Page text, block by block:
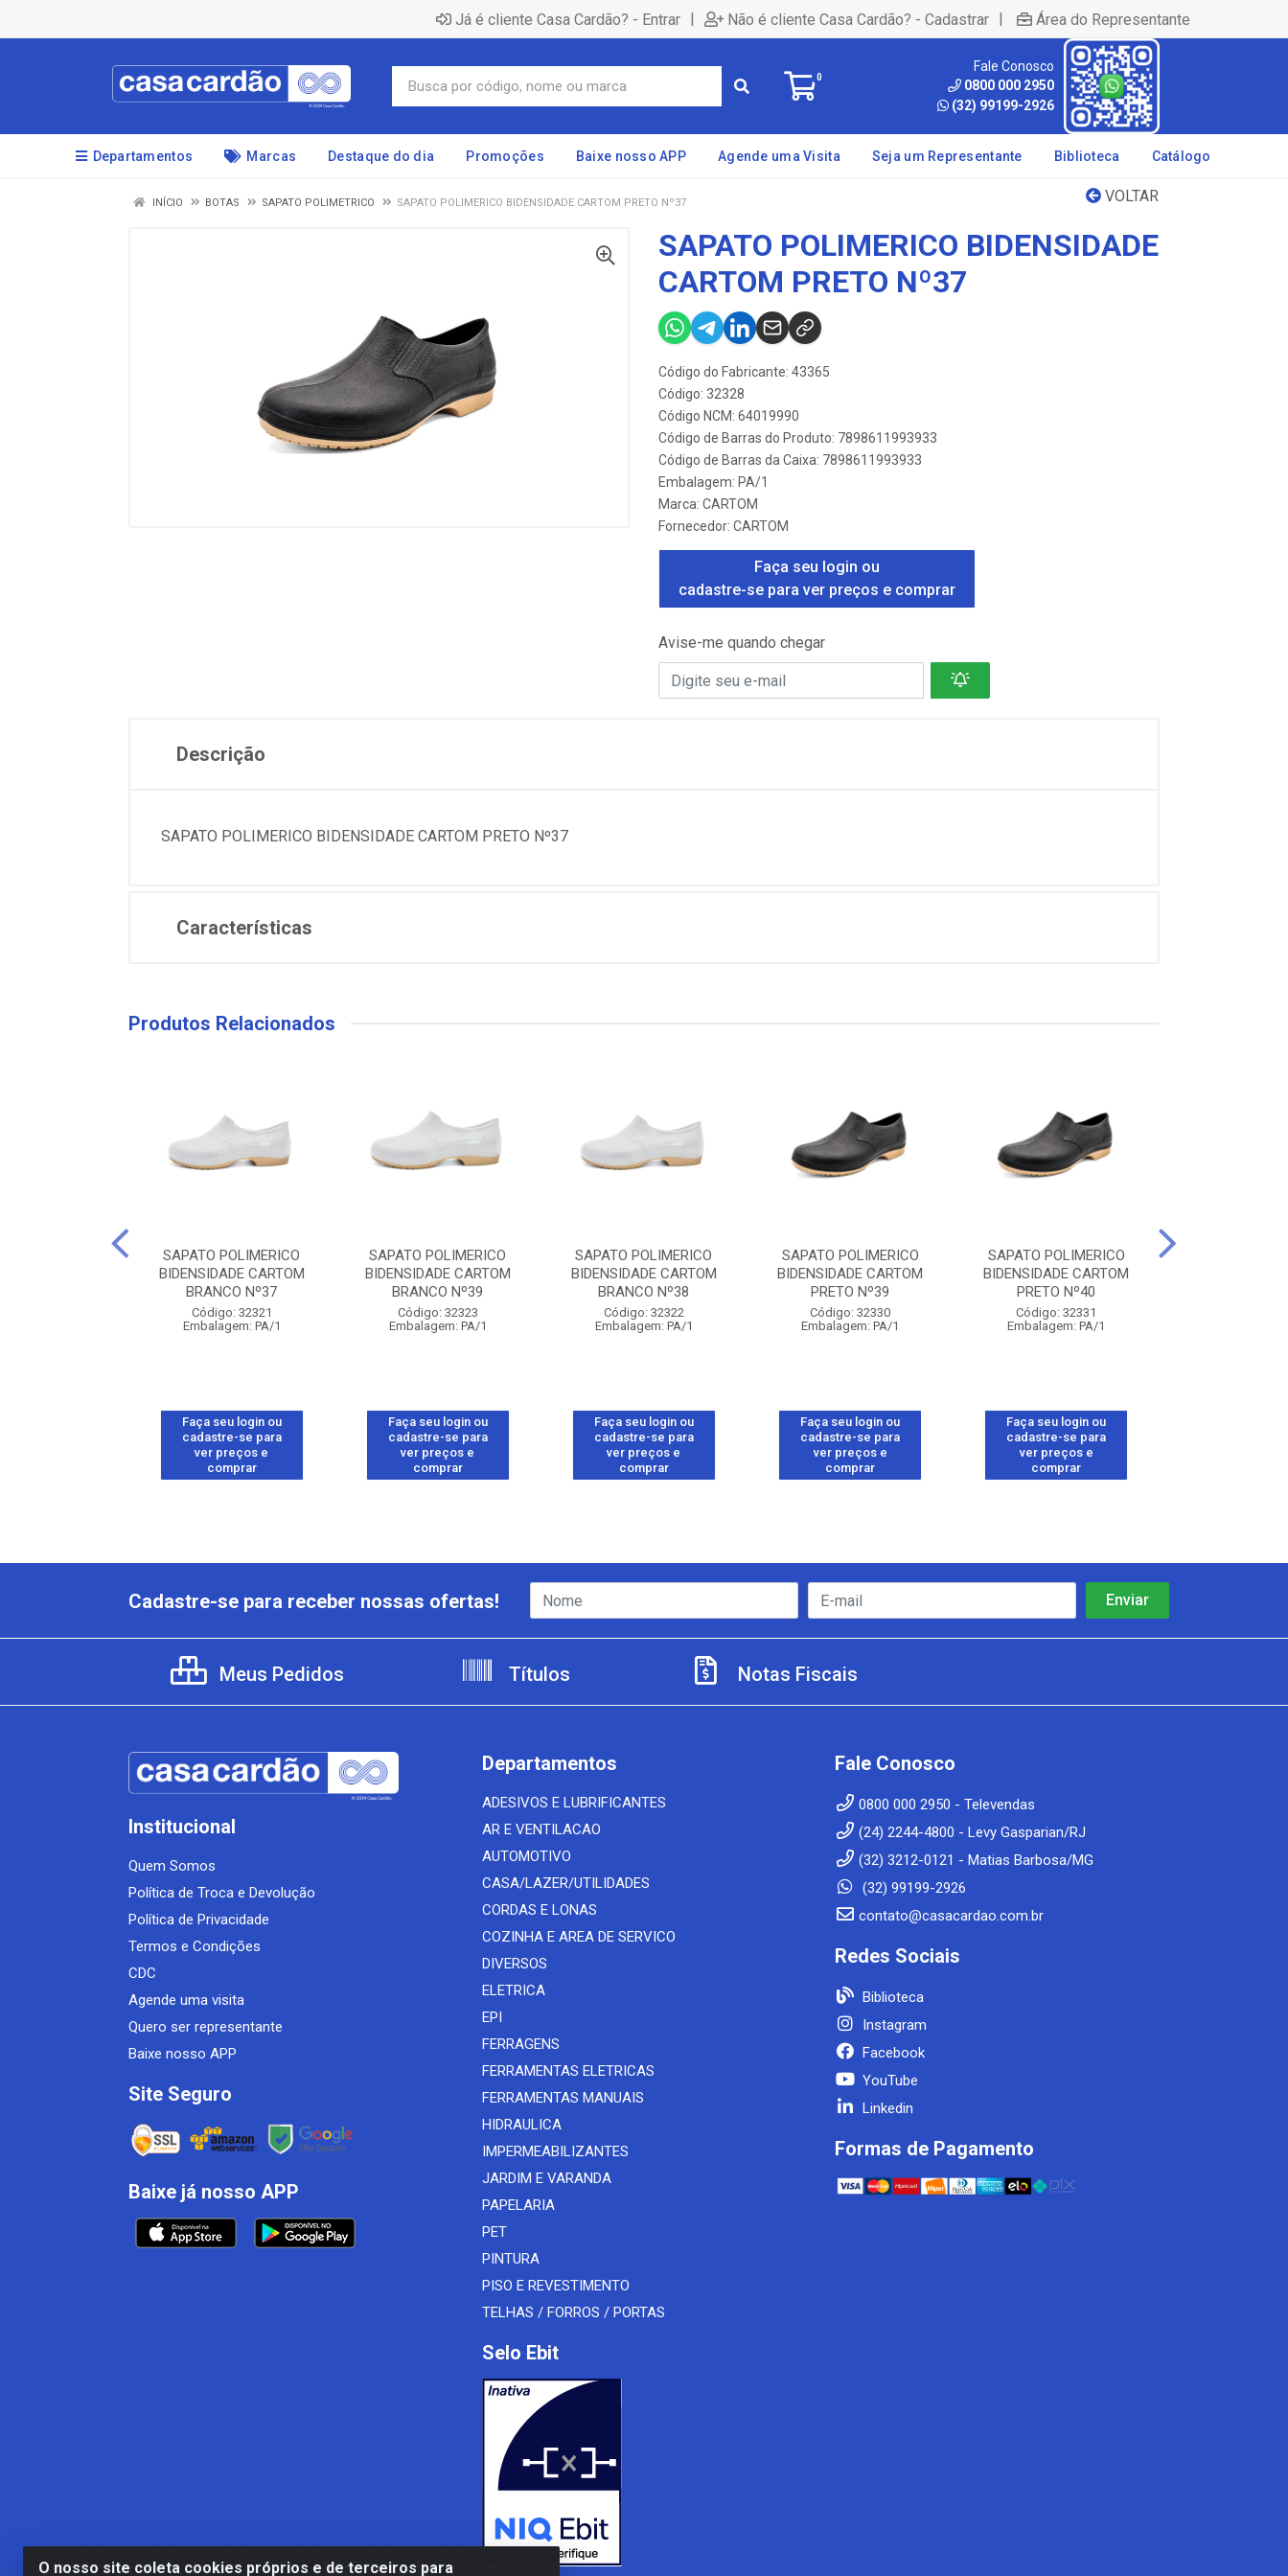
Já é cliente Casa Cardão? - Entrar | Não é cliente Casa Cardão? - Cadastrar | Área do Representante
0
Fale Conosco
0800 000 2950
(32) 99199-2926
Departamentos Marcas Destaque do dia Promoções Baixe nosso APP Agende uma Visita Seja um Representante Biblioteca Catálogo
VOLTAR
INÍCIO BOTAS SAPATO POLIMETRICO SAPATO POLIMERICO BIDENSIDADE CARTOM PRETO Nº37
SAPATO POLIMERICO BIDENSIDADE
CARTOM PRETO Nº37
Código do Fabricante: 43365
Código: 32328
Código NCM: 64019990
Código de Barras do Produto: 7898611993933
Código de Barras da Caixa: 7898611993933
Embalagem: PA/1
Marca: CARTOM
Fornecedor: CARTOM
Faça seu login ou
cadastre-se para ver preços e comprar
Avise-me quando chegar
Descrição
SAPATO POLIMERICO BIDENSIDADE CARTOM PRETO Nº37
Características
Produtos Relacionados
SAPATO POLIMERICO
BIDENSIDADE CARTOM
BRANCO Nº37
Código: 32321
Embalagem: PA/1
Faça seu login ou
cadastre-se para
ver preços e
comprar
SAPATO POLIMERICO
BIDENSIDADE CARTOM
BRANCO Nº39
Código: 32323
Embalagem: PA/1
Faça seu login ou
cadastre-se para
ver preços e
comprar
SAPATO POLIMERICO
BIDENSIDADE CARTOM
BRANCO Nº38
Código: 32322
Embalagem: PA/1
Faça seu login ou
cadastre-se para
ver preços e
comprar
SAPATO POLIMERICO
BIDENSIDADE CARTOM
PRETO Nº39
Código: 32330
Embalagem: PA/1
Faça seu login ou
cadastre-se para
ver preços e
comprar
SAPATO POLIMERICO
BIDENSIDADE CARTOM
PRETO Nº40
Código: 32331
Embalagem: PA/1
Faça seu login ou
cadastre-se para
ver preços e
comprar
O nosso site coleta cookies próprios e de terceiros para
Cadastre-se para receber nossas ofertas!
Meus Pedidos Títulos Notas Fiscais
Institucional
Quem Somos
Política de Troca e Devolução
Política de Privacidade
Termos e Condições
CDC
Agende uma visita
Quero ser representante
Baixe nosso APP
Site Seguro
Baixe já nosso APP
Departamentos
ADESIVOS E LUBRIFICANTES
AR E VENTILACAO
AUTOMOTIVO
CASA/LAZER/UTILIDADES
CORDAS E LONAS
COZINHA E AREA DE SERVICO
DIVERSOS
ELETRICA
EPI
FERRAGENS
FERRAMENTAS ELETRICAS
FERRAMENTAS MANUAIS
HIDRAULICA
IMPERMEABILIZANTES
JARDIM E VARANDA
PAPELARIA
PET
PINTURA
PISO E REVESTIMENTO
TELHAS / FORROS / PORTAS
Selo Ebit
Fale Conosco
0800 000 2950 - Televendas
(24) 2244-4800 - Levy Gasparian/RJ
(32) 3212-0121 - Matias Barbosa/MG
(32) 99199-2926
contato@casacardao.com.br
Redes Sociais
Biblioteca
Instagram
Facebook
YouTube
Linkedin
Formas de Pagamento